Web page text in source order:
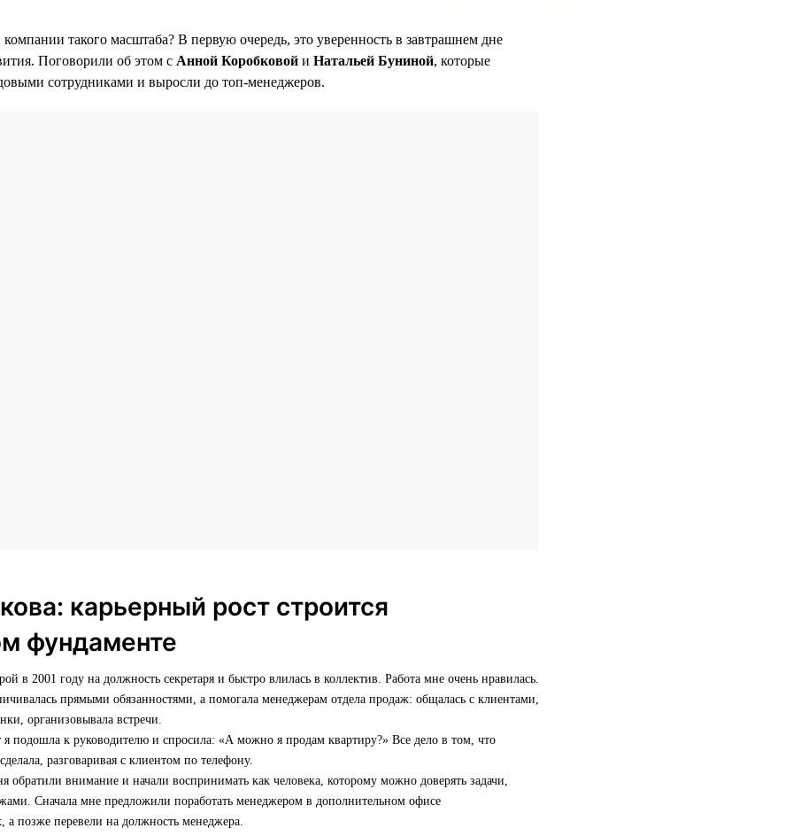
такого масштаба? В первую очередь, это уверенность в завтрашнем дне
Поговорили об этом с Анной Коробковой и Натальей Буниной, которые
сотрудниками и выросли до топ-менеджеров.
карьерный рост строится
фундаменте
в 2001 году на должность секретаря и быстро влилась в коллектив. Работа мне очень нравилась.
прямыми обязанностями, а помогала менеджерам отдела продаж: общалась с клиентами,
организовывала встречи.
подошла к руководителю и спросила: «А можно я продам квартиру?» Все дело в том, что
разговаривая с клиентом по телефону.
обратили внимание и начали воспринимать как человека, которому можно доверять задачи,
Сначала мне предложили поработать менеджером в дополнительном офисе
а позже перевели на должность менеджера.